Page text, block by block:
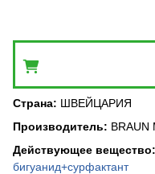
Страна: ШВЕЙЦАРИЯ
Производитель: BRAUN
Действующее вещество:
бигуанид+сурфактант